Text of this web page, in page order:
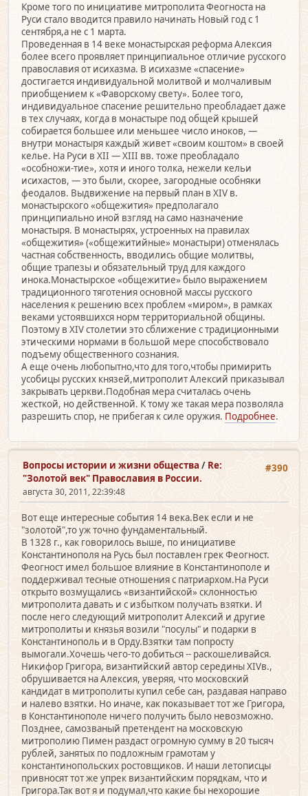
Кроме того по инициативе митрополита Феогноста на
Руси стало вводится правило начинать Новый год с 1
сентября,а не с 1 марта.
Проведенная в 14 веке монастырская реформа Алексия
более всего проявляет принципиальное отличие русского
православия от исихазма. В исихазме «спасение»
достигается индивидуальной молитвой и молчаливым
приобщением к «Фаворскому свету». Более того,
индивидуальное спасение решительно преобладает даже
в тех случаях, когда в монастыре под общей крышей
собирается большее или меньшее число иноков, —
внутри монастыря каждый живет «своим коштом» в своей
келье. На Руси в XII — XIII вв. тоже преобладало
«особножи-тие», хотя и иного толка, нежели кельи
исихастов, — это были, скорее, загородные особняки
феодалов. Выдвижение на первый план в XIV в.
монастырского «общежития» предполагало
принципиально иной взгляд на само назначение
монастыря. В монастырях, устроенных на правилах
«общежития» («общежитийные» монастыри) отменялась
частная собственность, вводились общие молитвы,
общие трапезы и обязательный труд для каждого
инока.Монастырское «общежитие» было выражением
традиционного тяготения основной массы русского
населения к решению всех проблем «миром», в рамках
веками устоявшихся норм территориальной общины.
Поэтому в XIV столетии это сближение с традиционными
этическими нормами в большой мере способствовало
подъему общественного сознания.
А еще очень любопытно,что для того,чтобы примирить
усобицы русских князей,митрополит Алексий приказывал
закрывать церкви.Подобная мера считалась очень
жесткой, но действенной. К тому же такая мера позволяла
разрешить спор, не прибегая к силе оружия. Подробнее.
#390
Вопросы истории и жизни общества / Re:
"Золотой век" Православия в России.
августа 30, 2011, 22:39:48
Вот еще интересные события 14 века.Век если и не
"золотой",то уж точно фундаментальный.
В 1328 г., как говорилось выше, по инициативе
Константинополя на Русь был поставлен грек Феогност.
Феогност имел большое влияние в Константинополе и
поддерживал тесные отношения с патриархом.На Руси
открыто возмущались «византийской» склонностью
митрополита давать и с избытком получать взятки. И
после него следующий митрополит Алексий и другие
митрополиты и князья возили "посулы" и подарки в
Константинополь и в Орду.Взятки там попросту
вымогали.Хочешь чего-то добиться -- раскошеливайся.
Никифор Григора, византийский автор середины XIVв.,
обрушивается на Алексия, уверяя, что московский
кандидат в митрополиты купил себе сан, раздавая направо
и налево взятки. Но иначе, как показывает тот же Григора,
в Константинополе ничего получить было невозможно.
Позднее, самозваный претендент на московскую
митрополию Пимен раздаст огромную сумму в 20 тысяч
рублей, занятых по подложным грамотам у
константинопольских ростовщиков. И наши летописцы
привносят тот же упрек византийским порядкам, что и
Григора.Так вот я и подумал,что какие бы нехорошие